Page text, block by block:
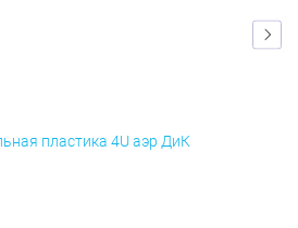
пластика 4U аэр ДиК